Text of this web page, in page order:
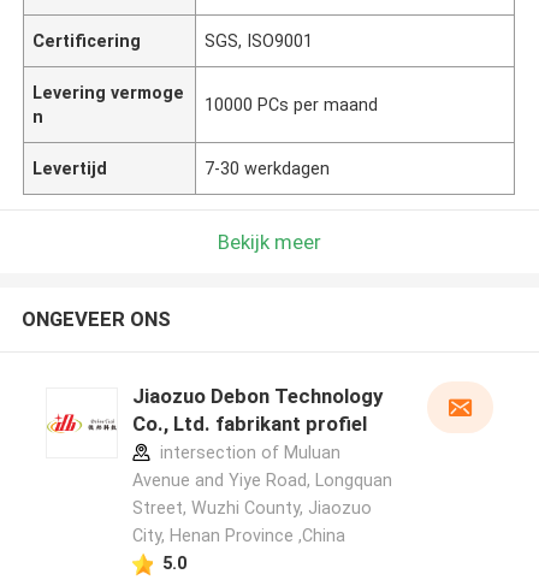
Certificering SGS, ISO9001
Levering vermoge
n
10000 PCs per maand
Levertijd 7-30 werkdagen
Bekijk meer
ONGEVEER ONS
Jiaozuo Debon Technology
Co., Ltd. fabrikant profiel
intersection of Muluan
Avenue and Yiye Road, Longquan
Street, Wuzhi County, Jiaozuo
City, Henan Province ,China
5.0